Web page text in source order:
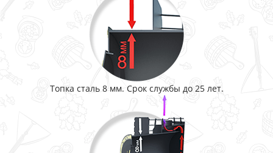
Топка сталь 8 мм. Срок службы до 25 лет.